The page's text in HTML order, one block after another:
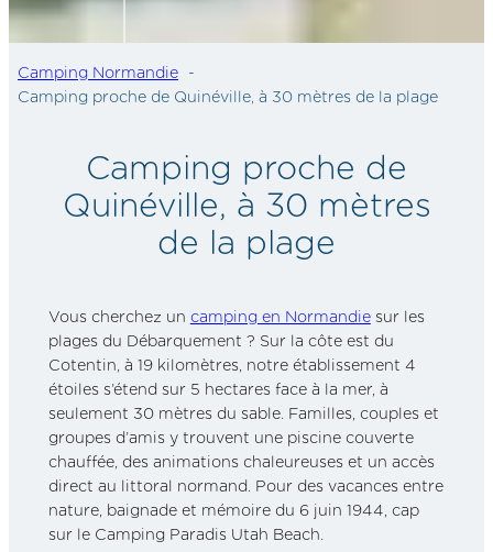
Camping Normandie
Camping proche de Quinéville, à 30 mètres de la plage
Camping proche de
Quinéville, à 30 mètres
de la plage
Vous cherchez un camping en Normandiesur les
plages du Débarquement ? Sur la côte est du
Cotentin, à 19 kilomètres, notre établissement 4
étoiles s’étend sur 5 hectares face à la mer, à
seulement 30 mètres du sable. Familles, couples et
groupes d’amis y trouvent une piscine couverte
chauffée, des animations chaleureuses et un accès
direct au littoral normand. Pour des vacances entre
nature, baignade et mémoire du 6 juin 1944, cap
sur le Camping Paradis Utah Beach.